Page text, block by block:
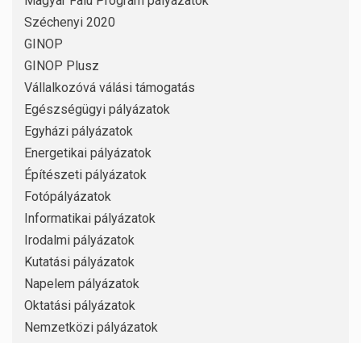
Széchenyi 2020
GINOP
GINOP Plusz
Vállalkozóvá válási támogatás
Egészségügyi pályázatok
Egyházi pályázatok
Energetikai pályázatok
Építészeti pályázatok
Fotópályázatok
Informatikai pályázatok
Irodalmi pályázatok
Kutatási pályázatok
Napelem pályázatok
Oktatási pályázatok
Nemzetközi pályázatok